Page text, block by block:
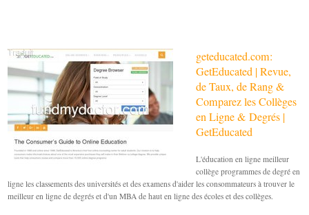
geteducated.com:
GetEducated | Revue,
de Taux, de Rang &
Comparez les Collèges
en Ligne & Degrés |
GetEducated
L'éducation en ligne meilleur
collège programmes de degré en
ligne les classements des universités et des examens d'aider les consommateurs à trouver le
meilleur en ligne de degrés et d'un MBA de haut en ligne des écoles et des collèges.